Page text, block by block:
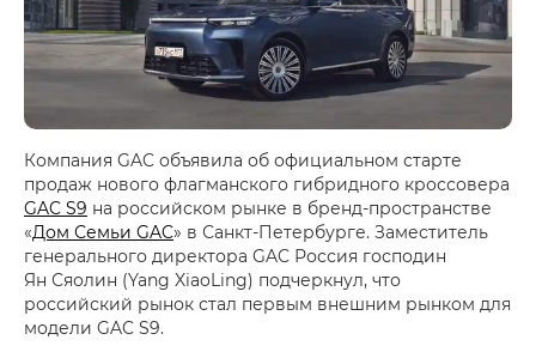
Компания GAC объявила об официальном старте
продаж нового флагманского гибридного кроссовера
GAC S9 на российском рынке в бренд-пространстве
«Дом Семьи GAC» в Санкт-Петербурге. Заместитель
генерального директора GAC Россия господин
Ян Сяолин (Yang XiaoLing) подчеркнул, что
российский рынок стал первым внешним рынком для
модели GAC S9.